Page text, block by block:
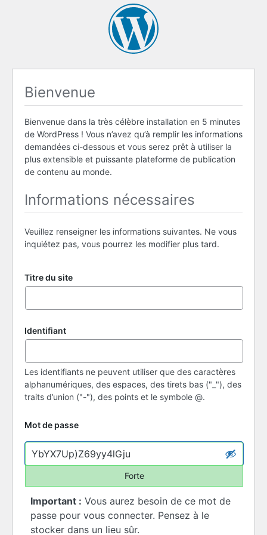
Bienvenue
Bienvenue dans la très célèbre installation en 5 minutes
de WordPress ! Vous n’avez qu’à remplir les informations
demandées ci-dessous et vous serez prêt à utiliser la
plus extensible et puissante plateforme de publication
de contenu au monde.
Informations nécessaires
Veuillez renseigner les informations suivantes. Ne vous
inquiétez pas, vous pourrez les modifier plus tard.
Titre du site
Identifiant
Les identifiants ne peuvent utiliser que des caractères
alphanumériques, des espaces, des tirets bas ("_"), des
traits d’union ("-"), des points et le symbole @.
Mot de passe
Forte
Important : Vous aurez besoin de ce mot de
passe pour vous connecter. Pensez à le
stocker dans un lieu sûr.